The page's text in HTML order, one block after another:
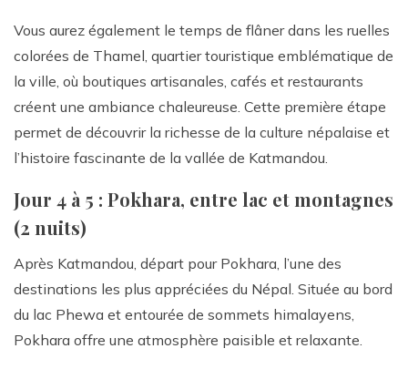
Vous aurez également le temps de flâner dans les ruelles
colorées de Thamel, quartier touristique emblématique de
la ville, où boutiques artisanales, cafés et restaurants
créent une ambiance chaleureuse. Cette première étape
permet de découvrir la richesse de la culture népalaise et
l’histoire fascinante de la vallée de Katmandou.
Jour 4 à 5 : Pokhara, entre lac et montagnes
(2 nuits)
Après Katmandou, départ pour Pokhara, l’une des
destinations les plus appréciées du Népal. Située au bord
du lac Phewa et entourée de sommets himalayens,
Pokhara offre une atmosphère paisible et relaxante.